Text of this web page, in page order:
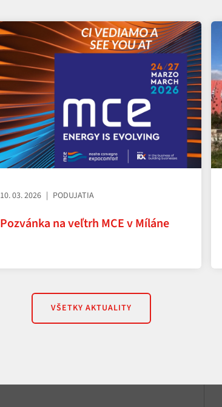
10. 03. 2026 PODUJATIA
Pozvánka na veľtrh MCE v Míláne
VŠETKY AKTUALITY